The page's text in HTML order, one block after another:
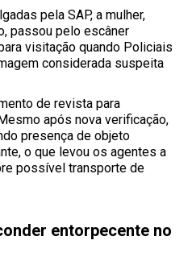
pela SAP, a mulher,
passou pelo escâner
visitação quando Policiais
considerada suspeita
de revista para
após nova verificação,
presença de objeto
o que levou os agentes a
possível transporte de
entorpecente no